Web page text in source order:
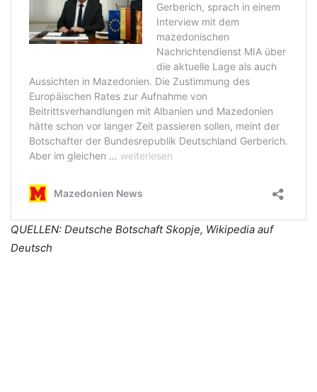
QUELLEN: Deutsche Botschaft Skopje, Wikipedia auf
Deutsch